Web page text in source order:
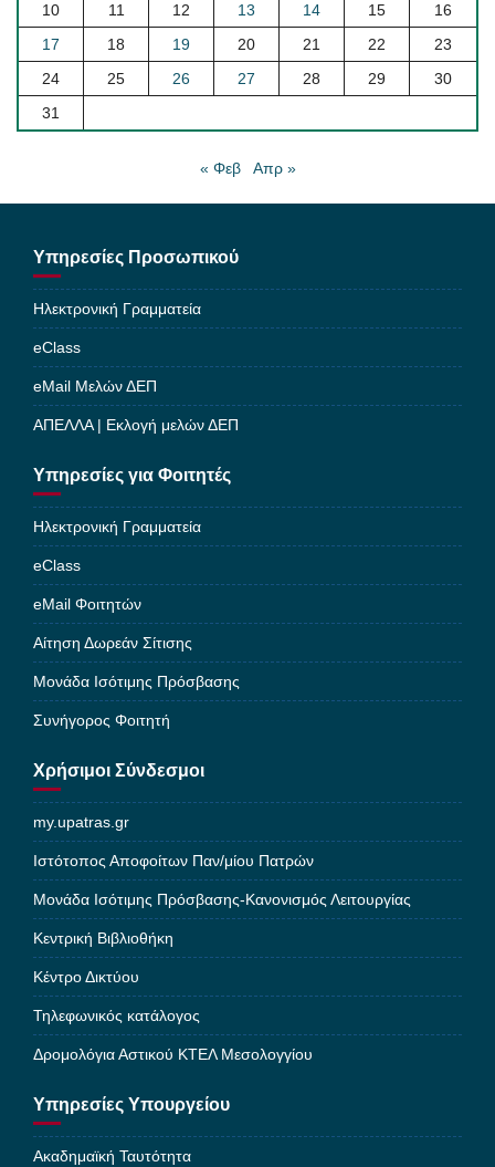
10
11 12 13 14 15
16
17
18 19 20 21 22
23
24
25 26 27 28 29
30
31
« Φεβ Απρ »
Υπηρεσίες Προσωπικού
Ηλεκτρονική Γραμματεία
eClass
eMail Μελών ΔΕΠ
ΑΠΕΛΛΑ | Εκλογή μελών ΔΕΠ
Υπηρεσίες για Φοιτητές
Ηλεκτρονική Γραμματεία
eClass
eMail Φοιτητών
Αίτηση Δωρεάν Σίτισης
Μονάδα Ισότιμης Πρόσβασης
Συνήγορος Φοιτητή
Χρήσιμοι Σύνδεσμοι
my.upatras.gr
Ιστότοπος Αποφοίτων Παν/μίου Πατρών
Μονάδα Ισότιμης Πρόσβασης-Κανονισμός Λειτουργίας
Κεντρική Βιβλιοθήκη
Κέντρο Δικτύου
Τηλεφωνικός κατάλογος
Δρομολόγια Αστικού ΚΤΕΛ Μεσολογγίου
Υπηρεσίες Υπουργείου
Ακαδημαϊκή Ταυτότητα